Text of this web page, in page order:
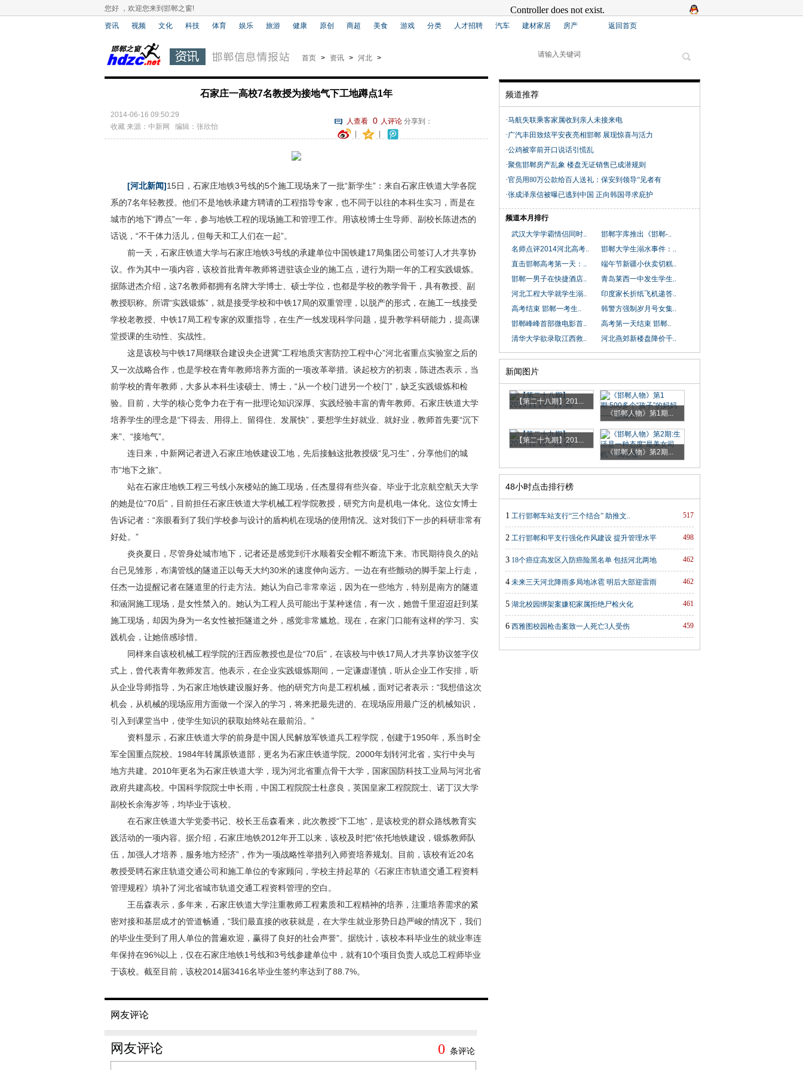
您好 ，欢迎您来到邯郸之窗!
资讯 视频 文化 科技 体育 娱乐 旅游 健康 原创 商超 美食 游戏 分类 人才招聘 汽车 建材家居 房产 返回首页
首页 > 资讯 > 河北 >
石家庄一高校7名教授为接地气下工地蹲点1年
人查看 0 人评论分享到：
2014-06-16 09:50:29
收藏 来源：中新网 编辑：张欣怡
[河北新闻]15日，石家庄地铁3号线的5个施工现场来了一批“新学生”：来自石家庄铁道大学各院
系的7名年轻教授。他们不是地铁承建方聘请的工程指导专家，也不同于以往的本科生实习，而是在
城市的地下“蹲点”一年，参与地铁工程的现场施工和管理工作。用该校博士生导师、副校长陈进杰的
话说，“不干体力活儿，但每天和工人们在一起”。
前一天，石家庄铁道大学与石家庄地铁3号线的承建单位中国铁建17局集团公司签订人才共享协
议。作为其中一项内容，该校首批青年教师将进驻该企业的施工点，进行为期一年的工程实践锻炼。
据陈进杰介绍，这7名教师都拥有名牌大学博士、硕士学位，也都是学校的教学骨干，具有教授、副
教授职称。所谓“实践锻炼”，就是接受学校和中铁17局的双重管理，以脱产的形式，在施工一线接受
学校老教授、中铁17局工程专家的双重指导，在生产一线发现科学问题，提升教学科研能力，提高课
堂授课的生动性、实战性。
这是该校与中铁17局继联合建设央企进冀“工程地质灾害防控工程中心”河北省重点实验室之后的
又一次战略合作，也是学校在青年教师培养方面的一项改革举措。谈起校方的初衷，陈进杰表示，当
前学校的青年教师，大多从本科生读硕士、博士，“从一个校门进另一个校门”，缺乏实践锻炼和检
验。目前，大学的核心竞争力在于有一批理论知识深厚、实践经验丰富的青年教师。石家庄铁道大学
培养学生的理念是“下得去、用得上、留得住、发展快”，要想学生好就业、就好业，教师首先要“沉下
来”、“接地气”。
连日来，中新网记者进入石家庄地铁建设工地，先后接触这批教授级“见习生”，分享他们的城
市“地下之旅”。
站在石家庄地铁工程三号线小灰楼站的施工现场，任杰显得有些兴奋。毕业于北京航空航天大学
的她是位“70后”，目前担任石家庄铁道大学机械工程学院教授，研究方向是机电一体化。这位女博士
告诉记者：“亲眼看到了我们学校参与设计的盾构机在现场的使用情况。这对我们下一步的科研非常有
好处。”
炎炎夏日，尽管身处城市地下，记者还是感觉到汗水顺着安全帽不断流下来。市民期待良久的站
台已见雏形，布满管线的隧道正以每天大约30米的速度伸向远方。一边在有些颤动的脚手架上行走，
任杰一边提醒记者在隧道里的行走方法。她认为自己非常幸运，因为在一些地方，特别是南方的隧道
和涵洞施工现场，是女性禁入的。她认为工程人员可能出于某种迷信，有一次，她曾千里迢迢赶到某
施工现场，却因为身为一名女性被拒隧道之外，感觉非常尴尬。现在，在家门口能有这样的学习、实
践机会，让她倍感珍惜。
同样来自该校机械工程学院的汪西应教授也是位“70后”，在该校与中铁17局人才共享协议签字仪
式上，曾代表青年教师发言。他表示，在企业实践锻炼期间，一定谦虚谨慎，听从企业工作安排，听
从企业导师指导，为石家庄地铁建设服好务。他的研究方向是工程机械，面对记者表示：“我想借这次
机会，从机械的现场应用方面做一个深入的学习，将来把最先进的、在现场应用最广泛的机械知识，
引入到课堂当中，使学生知识的获取始终站在最前沿。”
资料显示，石家庄铁道大学的前身是中国人民解放军铁道兵工程学院，创建于1950年，系当时全
军全国重点院校。1984年转属原铁道部，更名为石家庄铁道学院。2000年划转河北省，实行中央与
地方共建。2010年更名为石家庄铁道大学，现为河北省重点骨干大学，国家国防科技工业局与河北省
政府共建高校。中国科学院院士申长雨，中国工程院院士杜彦良，英国皇家工程院院士、诺丁汉大学
副校长余海岁等，均毕业于该校。
在石家庄铁道大学党委书记、校长王岳森看来，此次教授“下工地”，是该校党的群众路线教育实
践活动的一项内容。据介绍，石家庄地铁2012年开工以来，该校及时把“依托地铁建设，锻炼教师队
伍，加强人才培养，服务地方经济”，作为一项战略性举措列入师资培养规划。目前，该校有近20名
教授受聘石家庄轨道交通公司和施工单位的专家顾问，学校主持起草的《石家庄市轨道交通工程资料
管理规程》填补了河北省城市轨道交通工程资料管理的空白。
王岳森表示，多年来，石家庄铁道大学注重教师工程素质和工程精神的培养，注重培养需求的紧
密对接和基层成才的管道畅通，“我们最直接的收获就是，在大学生就业形势日趋严峻的情况下，我们
的毕业生受到了用人单位的普遍欢迎，赢得了良好的社会声誉”。据统计，该校本科毕业生的就业率连
年保持在96%以上，仅在石家庄地铁1号线和3号线参建单位中，就有10个项目负责人或总工程师毕业
于该校。截至目前，该校2014届3416名毕业生签约率达到了88.7%。
网友评论
频道推荐
·马航失联乘客家属收到亲人未接来电
·广汽丰田致炫平安夜亮相邯郸 展现惊喜与活力
·公鸡被宰前开口说话引慌乱
·聚焦邯郸房产乱象 楼盘无证销售已成潜规则
·官员用80万公款给百人送礼：保安到领导“见者有
·张成泽亲信被曝已逃到中国 正向韩国寻求庇护
频道本月排行
武汉大学学霸情侣同时..
邯郸字库推出《邯郸-..
名师点评2014河北高考..
邯郸大学生溺水事件：..
直击邯郸高考第一天：..
端午节新疆小伙卖切糕..
邯郸一男子在快捷酒店..
青岛莱西一中发生学生..
河北工程大学就学生溺..
印度家长折纸飞机递答..
高考结束 邯郸一考生..
韩警方强制岁月号女集..
邯郸峰峰首部微电影首..
高考第一天结束 邯郸..
清华大学欲录取江西救..
河北燕郊新楼盘降价千..
新闻图片
【第二十八期】201...
《邯郸人物》第1期...
【第二十九期】201...
《邯郸人物》第2期...
48小时点击排行榜
517
1 工行邯郸车站支行“三个结合” 助推文..
498
2 工行邯郸和平支行强化作风建设 提升管理水平
462
3 18个癌症高发区入防癌险黑名单 包括河北两地
462
4 未来三天河北降雨多局地冰雹 明后大部迎雷雨
461
5 湖北校园绑架案嫌犯家属拒绝尸检火化
459
6 西雅图校园枪击案致一人死亡3人受伤